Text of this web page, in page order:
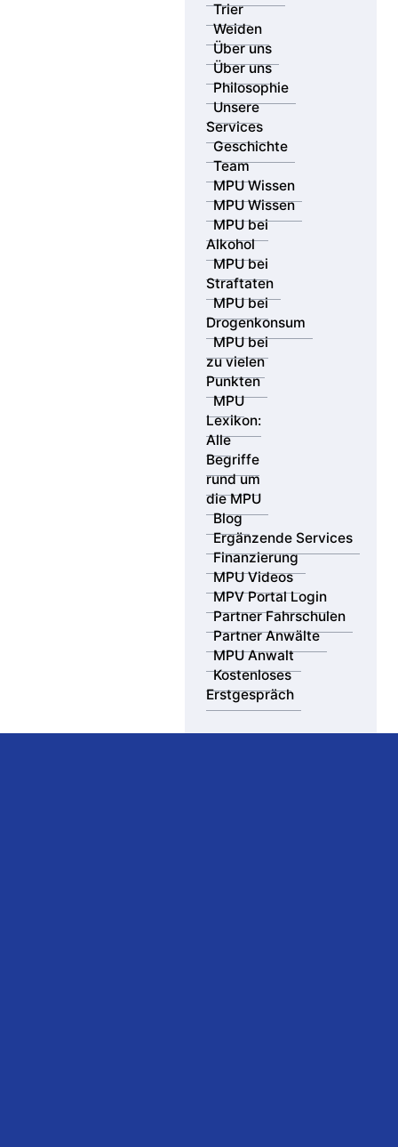
Trier
Weiden
Über uns
Über uns
Philosophie
Unsere
Services
Geschichte
Team
MPU Wissen
MPU Wissen
MPU bei
Alkohol
MPU bei
Straftaten
MPU bei
Drogenkonsum
MPU bei
zu vielen
Punkten
MPU
Lexikon:
Alle
Begriffe
rund um
die MPU
Blog
Ergänzende Services
Finanzierung
MPU Videos
MPV Portal Login
Partner Fahrschulen
Partner Anwälte
MPU Anwalt
Kostenloses
Erstgespräch